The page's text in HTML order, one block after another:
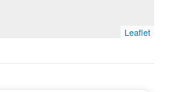
Leaflet